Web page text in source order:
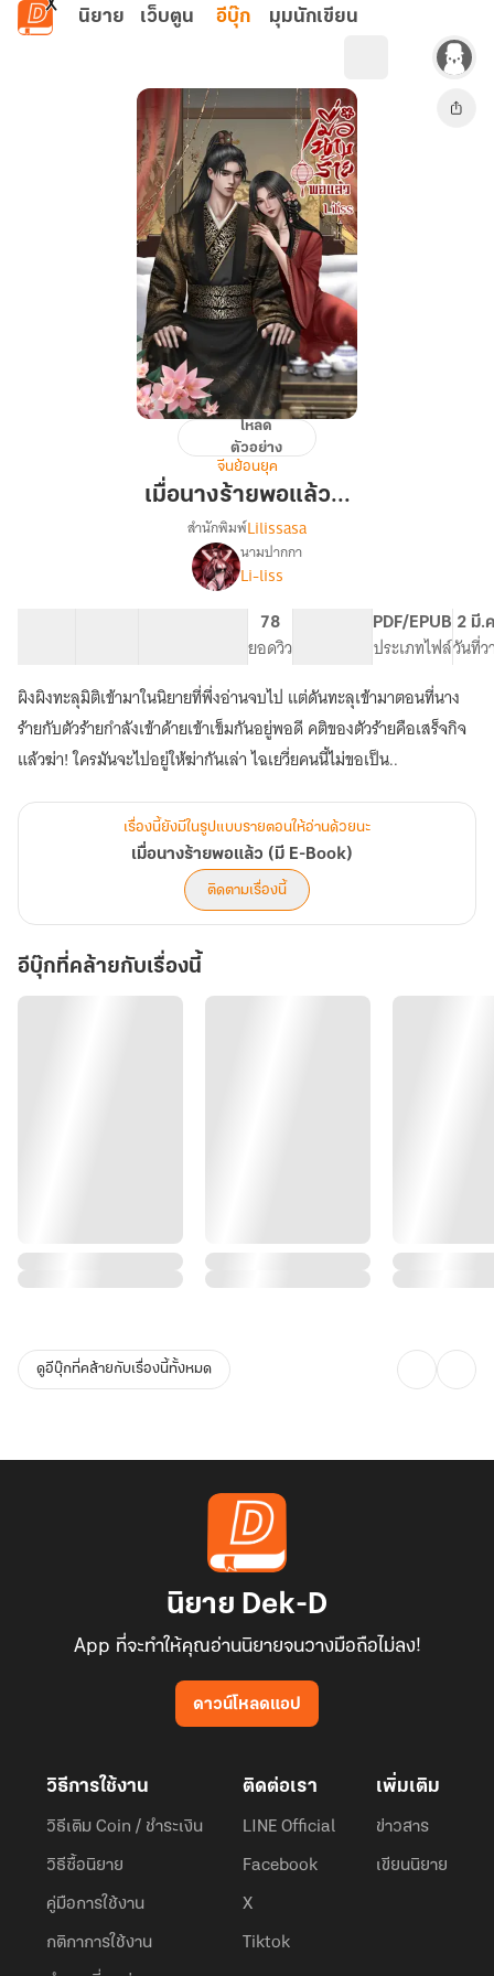
ข้ามไปยังเนื้อหาหลัก
นิยาย เว็บตูน อีบุ๊ก มุมนักเขียน
ร้าย
โหลด
ตัวอย่าง
จีนย้อนยุค
เมื่อนางร้ายพอแล้ว...
เรื่อง
เมื่อ
นาง
ร้าย
พอแล้ว
(มี
E-
Book)
สำนักพิมพ์Lilissasa
นามปากกา
Li-liss
78
ยอดวิว
PDF/EPUB
ประเภทไฟล์
2 มี.
วันที่ว
ผิงผิงทะลุมิติเข้ามาในนิยายที่พึ่งอ่านจบไป แต่ดันทะลุเข้ามาตอนที่นาง
ร้ายกับตัวร้ายกำลังเข้าด้ายเข้าเข็มกันอยู่พอดี คติของตัวร้ายคือเสร็จกิจ
แล้วฆ่า! ใครมันจะไปอยู่ให้ฆ่ากันเล่า ไฉเยวี่ยคนนี้ไม่ขอเป็น..
เรื่องนี้ยังมีในรูปแบบรายตอนให้อ่านด้วยนะ
เมื่อนางร้ายพอแล้ว (มี E-Book)
ติดตามเรื่องนี้
อีบุ๊กที่คล้ายกับเรื่องนี้
ดูอีบุ๊กที่คล้ายกับเรื่องนี้ทั้งหมด
นิยาย Dek-D
App ที่จะทำให้คุณอ่านนิยายจนวางมือถือไม่ลง!
ดาวน์โหลดแอป
วิธีการใช้งาน
วิธีเติม Coin / ชำระเงิน
วิธีซื้อนิยาย
คู่มือการใช้งาน
กติกาการใช้งาน
ติดต่อเรา
LINE Official
Facebook
X
Tiktok
เพิ่มเติม
ข่าวสาร
เขียนนิยาย